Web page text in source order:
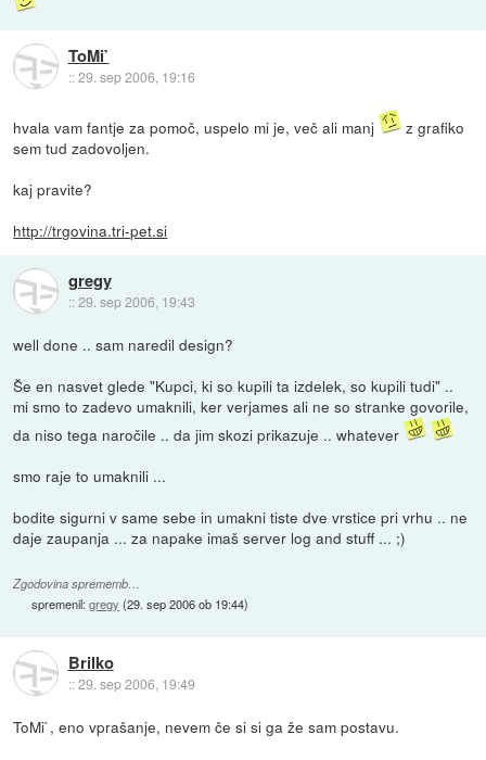
ToMi`
::29. sep 2006, 19:16
hvala vam fantje za pomoč, uspelo mi je, več ali manj
z grafiko
sem tud zadovoljen.
kaj pravite?
http://trgovina.tri-pet.si
gregy
::29. sep 2006, 19:43
well done .. sam naredil design?
Še en nasvet glede "Kupci, ki so kupili ta izdelek, so kupili tudi" ..
mi smo to zadevo umaknili, ker verjames ali ne so stranke govorile,
da niso tega naročile .. da jim skozi prikazuje .. whatever
smo raje to umaknili ...
bodite sigurni v same sebe in umakni tiste dve vrstice pri vrhu .. ne
daje zaupanja ... za napake imaš server log and stuff ... ;)
Zgodovina sprememb…
spremenil:gregy (29. sep 2006 ob 19:44)
Brilko
::29. sep 2006, 19:49
ToMi`, eno vprašanje, nevem če si si ga že sam postavu.